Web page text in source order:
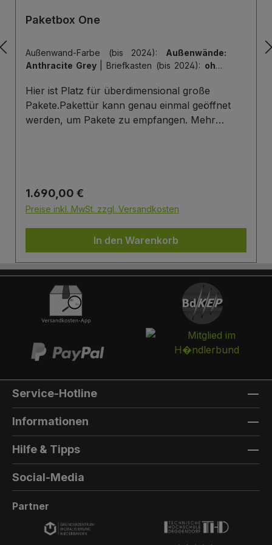
Paketbox One
Außenwand-Farbe (bis 2024): Außenwände:
Anthracite Grey
Briefkasten (bis 2024): ohne
Hintertür | Tiefe der Paketbox (bis 2024):
cm Außenmaß (Standard) | Tür-Farbe (bis
2024):Tür: Anthracite Grey
Hier ist Platz für überdimensional große
Pakete.Pakettür kann genau einmal geöffnet
werden, um Pakete zu empfangen. Mehr
Die Tür wird immer mit einem Halbzylinder
ausgestattet. Das heißt, Sie können den selben
Ihrer Haustüre haben und die Paketbox mit
dem selben Schlüssel öffnen.
Briefkasten:Optional kann ein Briefkasten
integriert werden. Die Post landet in einem
separaten und absperrbaren Auffangkorb.
Hintertür:Auf der Rückseite können Sie eine
Hintertür integrieren. Die Farbe der Hintertür ist
immer die gleiche Farbe, wie die Türfarbe
vorne. Außenmaterial: 8mm HPL(High
Firma Trespa Bei Sonderfarbe: Bezeichnung
der TürfarbeGeben Sie hier den Namen Ihrer
Wunschfarbe an.Die Lieferzeit bei
Sonderfarben verlängert sich um 5 bis 6
AußenfarbeGeben Sie hier den Namen der
Wunschfarbe an.Hinweis: Falls Sie die Türfarbe
in der selben Farbe wie die Außenwandfarbe
berechnet wird.Die Lieferzeit bei Sonderfarben
Regulärer Preis:
1.690,00 €
Preise inkl. MwSt. zzgl. Versandkosten
In den Warenkorb
Service-Hotline
Informationen
Hilfe & Tipps
Social-Media
Partner